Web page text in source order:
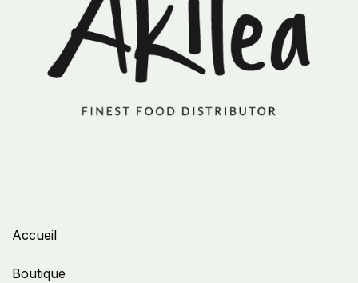
Accueil
Boutique